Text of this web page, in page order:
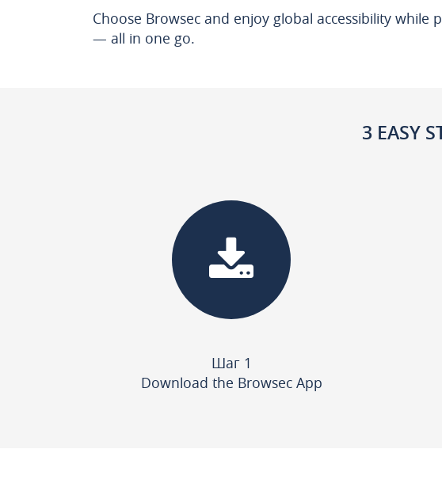
Choose Browsec and enjoy global accessibility
— all in one go.
3 EASY
Шаг 1
Download the Browsec App